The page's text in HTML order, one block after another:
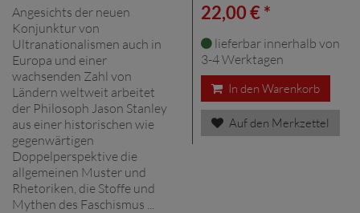
Angesichts der neuen
Konjunktur von
Ultranationalismen auch in
Europa und einer
wachsenden Zahl von
Ländern weltweit arbeitet
der Philosoph Jason Stanley
aus einer historischen wie
gegenwärtigen
Doppelperspektive die
allgemeinen Muster und
Rhetoriken, die Stoffe und
Mythen des Faschismus ...
22,00 € *
lieferbar innerhalb von
3-4 Werktagen
In den Warenkorb
Auf den Merkzettel